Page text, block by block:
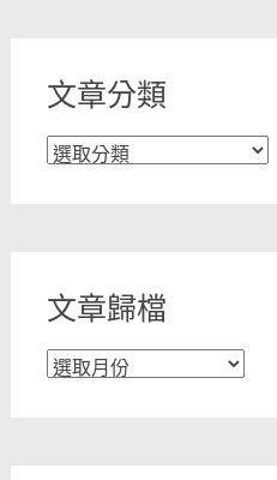
文章分類
文
文章歸檔
文